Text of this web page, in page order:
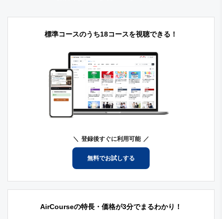
標準コースのうち18コースを視聴できる！
登録後すぐに利用可能
無料でお試しする
AirCourseの特長・価格が3分でまるわかり！